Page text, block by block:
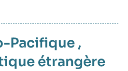
Pacifique ,
étrangère